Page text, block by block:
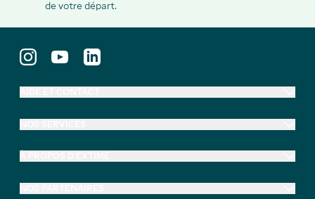
de votre départ.